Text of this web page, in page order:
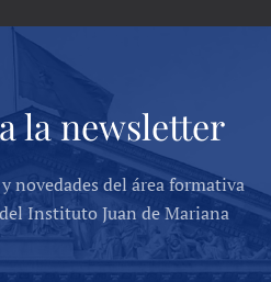
la newsletter
novedades del área formativa
Instituto Juan de Mariana